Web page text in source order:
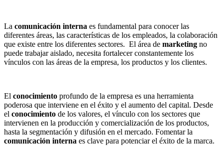
La comunicación interna es fundamental para conocer las
diferentes áreas, las características de los empleados, la colaboración
que existe entre los diferentes sectores. El área de marketing no
puede trabajar aislado, necesita fortalecer constantemente los
vínculos con las áreas de la empresa, los productos y los clientes.
El conocimiento profundo de la empresa es una herramienta
poderosa que interviene en el éxito y el aumento del capital. Desde
el conocimiento de los valores, el vínculo con los sectores que
intervienen en la producción y comercialización de los productos,
hasta la segmentación y difusión en el mercado. Fomentar la
comunicación interna es clave para potenciar el éxito de la marca.